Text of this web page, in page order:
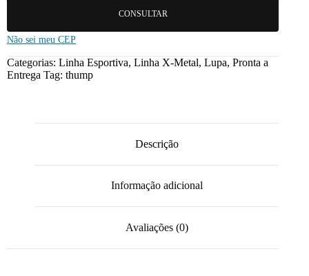
CONSULTAR
Não sei meu CEP
Categorias: Linha Esportiva, Linha X-Metal, Lupa, Pronta a
Entrega Tag: thump
Descrição
Informação adicional
Avaliações (0)